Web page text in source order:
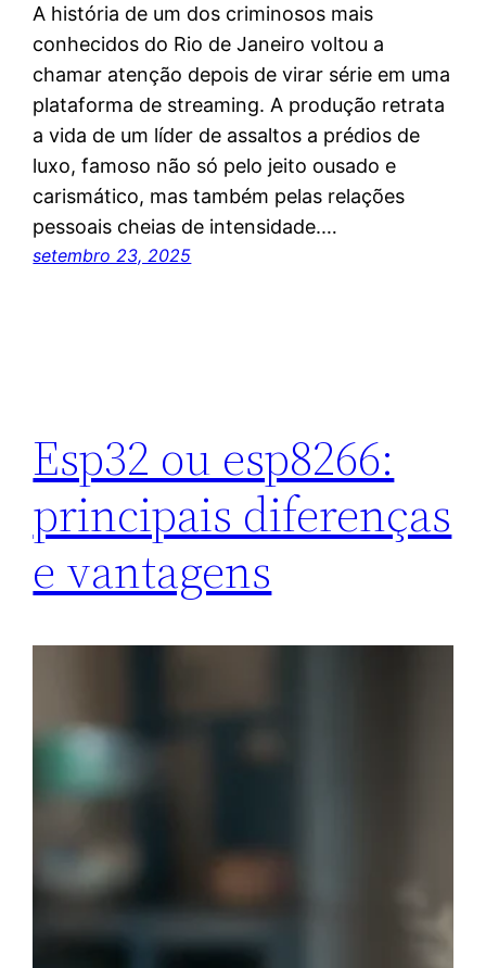
A história de um dos criminosos mais
conhecidos do Rio de Janeiro voltou a
chamar atenção depois de virar série em uma
plataforma de streaming. A produção retrata
a vida de um líder de assaltos a prédios de
luxo, famoso não só pelo jeito ousado e
carismático, mas também pelas relações
pessoais cheias de intensidade.…
setembro 23, 2025
Esp32 ou esp8266:
principais diferenças
e vantagens